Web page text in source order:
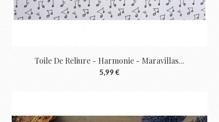
Toile De Reliure - Harmonie - Maravillas...
5,99 €